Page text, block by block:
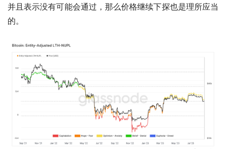
并且表示没有可能会通过，那么价格继续下探也是理所应当
的。